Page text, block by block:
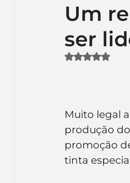
Identidade Visual
Inteligência Artificial
Um
ser
Avaliado
Muito legal
produção
promoção
tinta